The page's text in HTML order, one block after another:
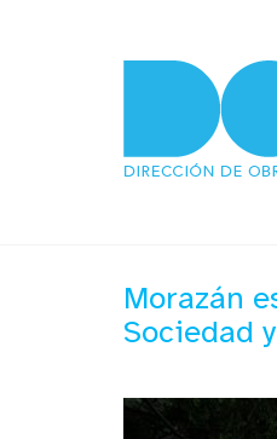
Morazán
Sociedad